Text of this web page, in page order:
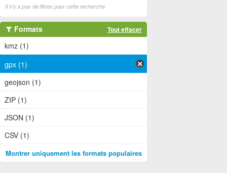
Il n'y a pas de filtres pour cette recherche
Formats Tout effacer
kmz (1)
gpx (1)
geojson (1)
ZIP (1)
JSON (1)
CSV (1)
Montrer uniquement les formats populaires